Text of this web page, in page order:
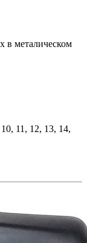
в металическом
11, 12, 13, 14,